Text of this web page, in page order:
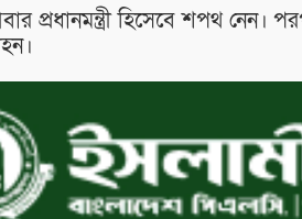
প্রধানমন্ত্রী হিসেবে শপথ